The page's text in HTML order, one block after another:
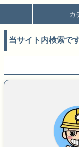
カ
当サイト内検索で